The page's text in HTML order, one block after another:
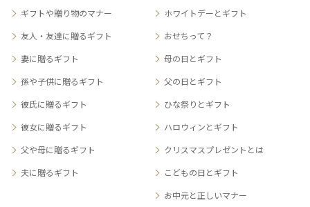
ギフトや贈り物のマナー
友人・友達に贈るギフト
妻に贈るギフト
孫や子供に贈るギフト
彼氏に贈るギフト
彼女に贈るギフト
父や母に贈るギフト
夫に贈るギフト
ホワイトデーとギフト
おせちって？
母の日とギフト
父の日とギフト
ひな祭りとギフト
ハロウィンとギフト
クリスマスプレゼントとは
こどもの日とギフト
お中元と正しいマナー